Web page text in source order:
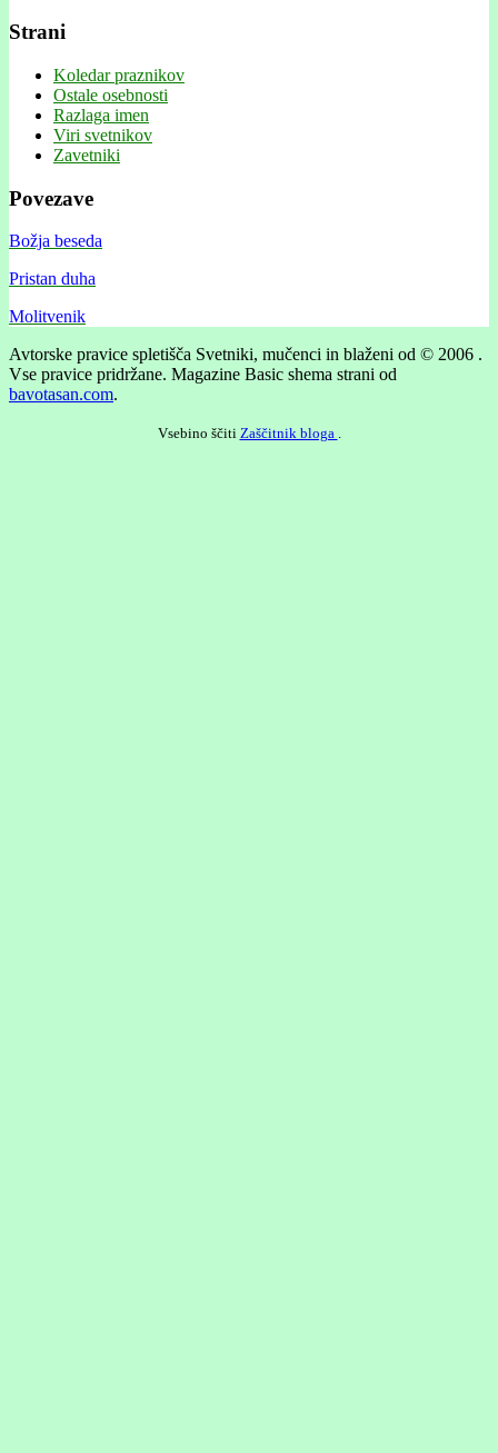
Strani
Koledar praznikov
Ostale osebnosti
Razlaga imen
Viri svetnikov
Zavetniki
Povezave
Božja beseda
Pristan duha
Molitvenik
Avtorske pravice spletišča Svetniki, mučenci in blaženi od © 2006 .
Vse pravice pridržane. Magazine Basic shema strani od
bavotasan.com.
Vsebino ščiti Zaščitnik bloga .